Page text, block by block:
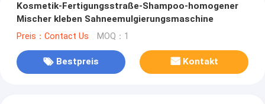
Kosmetik-Fertigungsstraße-Shampoo-homogener
Mischer kleben Sahneemulgierungsmaschine
Preis：Contact Us MOQ：1
Bestpreis Kontakt